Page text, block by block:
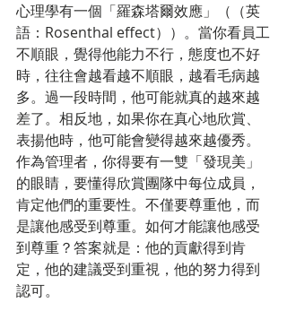
心理學有一個「羅森塔爾效應」（（英
語：Rosenthal effect））。當你看員工
不順眼，覺得他能力不行，態度也不好
時，往往會越看越不順眼，越看毛病越
多。過一段時間，他可能就真的越來越
差了。相反地，如果你在真心地欣賞、
表揚他時，他可能會變得越來越優秀。
作為管理者，你得要有一雙「發現美」
的眼睛，要懂得欣賞團隊中每位成員，
肯定他們的重要性。不僅要尊重他，而
是讓他感受到尊重。如何才能讓他感受
到尊重？答案就是：他的貢獻得到肯
定，他的建議受到重視，他的努力得到
認可。